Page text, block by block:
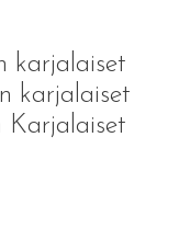
karjalaiset
karjalaiset
Karjalaiset